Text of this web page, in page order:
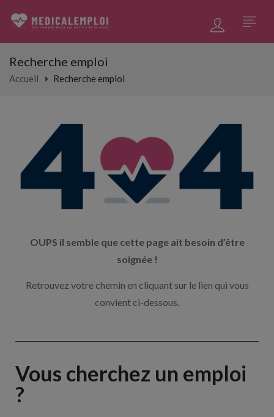
Recherche emploi
Accueil Recherche emploi
OUPS il semble que cette page ait besoin d’être
soignée !
Retrouvez votre chemin en cliquant sur le lien qui vous
convient ci-dessous.
Vous cherchez un emploi
?